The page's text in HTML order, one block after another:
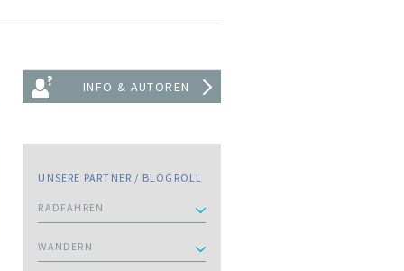
INFO & AUTOREN
UNSERE PARTNER / BLOGROLL
RADFAHREN
WANDERN